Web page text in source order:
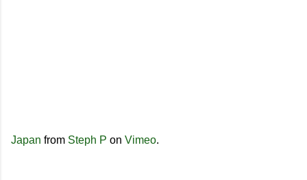
Japan from Steph P on Vimeo.